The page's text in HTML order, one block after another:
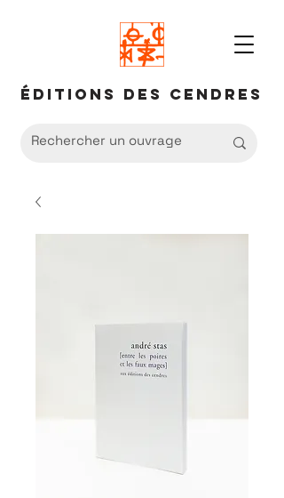
Éditions des Cendres